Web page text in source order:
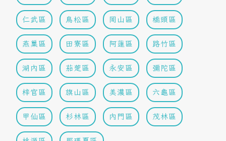
仁武區 鳥松區 岡山區 橋頭區
燕巢區 田寮區 阿蓮區 路竹區
湖內區 茄萣區 永安區 彌陀區
梓官區 旗山區 美濃區 六龜區
甲仙區 杉林區 內門區 茂林區